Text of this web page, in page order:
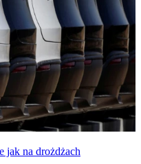
jak na drożdżach